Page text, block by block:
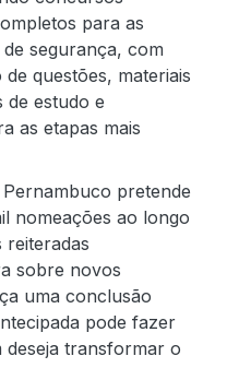
para as
segurança, com
questões, materiais
de estudo e
as etapas mais
pretende
nomeações ao longo
reiteradas
sobre novos
uma conclusão
pode fazer
deseja transformar o